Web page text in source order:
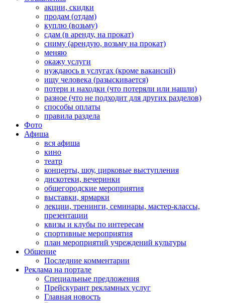
акции, скидки
продам (отдам)
куплю (возьму)
сдам (в аренду, на прокат)
сниму (арендую, возьму на прокат)
меняю
окажу услуги
нуждаюсь в услугах (кроме вакансий)
ищу человека (разыскивается)
потери и находки (что потеряли или нашли)
разное (что не подходит для других разделов)
способы оплаты
правила раздела
Фото
Афиша
вся афиша
кино
театр
концерты, шоу, цирковые выступления
дискотеки, вечеринки
общегородские мероприятия
выставки, ярмарки
лекции, тренинги, семинары, мастер-классы,
презентации
квизы и клубы по интересам
спортивные мероприятия
план мероприятий учреждений культуры
Общение
Последние комментарии
Реклама на портале
Специальные предложения
Прейскурант рекламных услуг
Главная новость